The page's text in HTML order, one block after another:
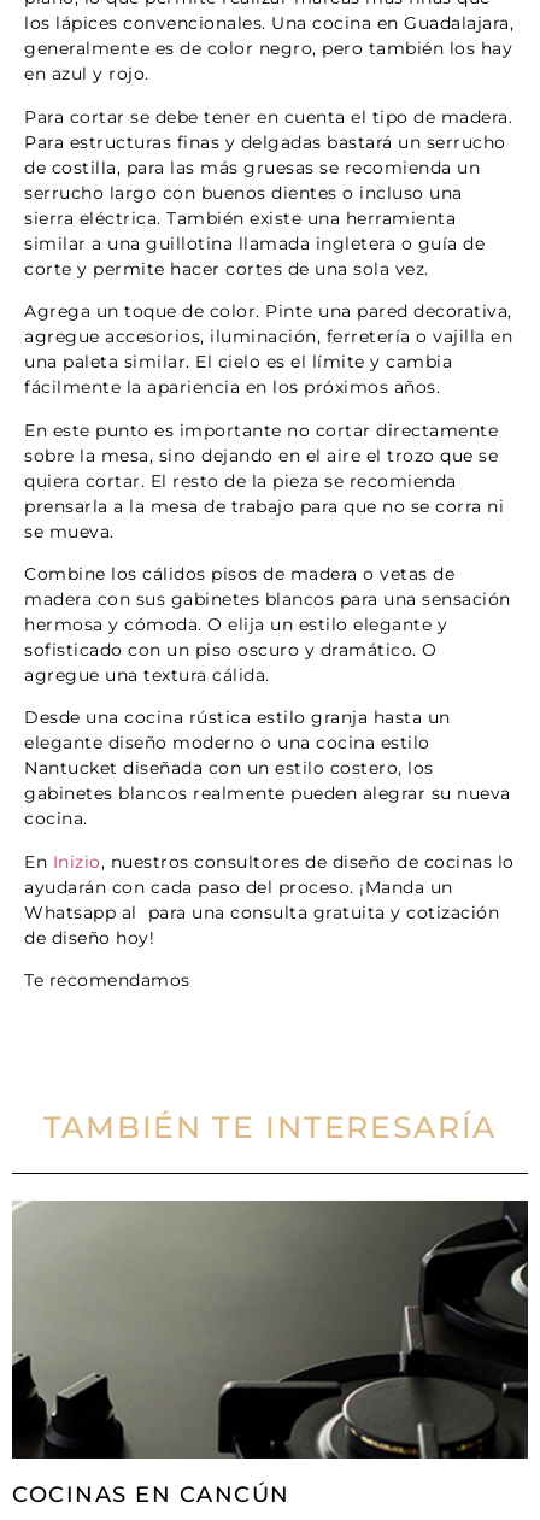
los lápices convencionales. Una cocina en Guadalajara,
generalmente es de color negro, pero también los hay
en azul y rojo.
Para cortar se debe tener en cuenta el tipo de madera.
Para estructuras finas y delgadas bastará un serrucho
de costilla, para las más gruesas se recomienda un
serrucho largo con buenos dientes o incluso una
sierra eléctrica. También existe una herramienta
similar a una guillotina llamada ingletera o guía de
corte y permite hacer cortes de una sola vez.
Agrega un toque de color. Pinte una pared decorativa,
agregue accesorios, iluminación, ferretería o vajilla en
una paleta similar. El cielo es el límite y cambia
fácilmente la apariencia en los próximos años.
En este punto es importante no cortar directamente
sobre la mesa, sino dejando en el aire el trozo que se
quiera cortar. El resto de la pieza se recomienda
prensarla a la mesa de trabajo para que no se corra ni
se mueva.
Combine los cálidos pisos de madera o vetas de
madera con sus gabinetes blancos para una sensación
hermosa y cómoda. O elija un estilo elegante y
sofisticado con un piso oscuro y dramático. O
agregue una textura cálida.
Desde una cocina rústica estilo granja hasta un
elegante diseño moderno o una cocina estilo
Nantucket diseñada con un estilo costero, los
gabinetes blancos realmente pueden alegrar su nueva
cocina.
En Inizio, nuestros consultores de diseño de cocinas lo
ayudarán con cada paso del proceso. ¡Manda un
Whatsapp al para una consulta gratuita y cotización
de diseño hoy!
Te recomendamos
TAMBIÉN TE INTERESARÍA
COCINAS EN CANCÚN